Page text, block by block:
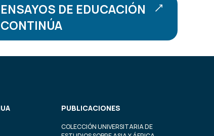
ENSAYOS DE EDUCACIÓN
CONTINÚA
PUBLICACIONES
COLECCIÓN UNIVERSITARIA DE